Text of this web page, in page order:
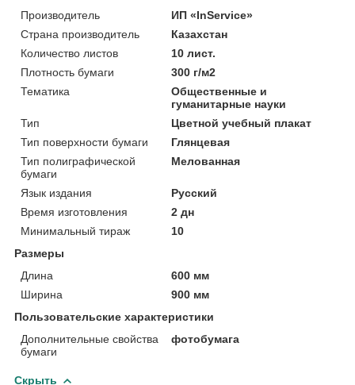
Производитель
ИП «InService»
Страна производитель
Казахстан
Количество листов
10 лист.
Плотность бумаги
300 г/м2
Тематика
Общественные и
гуманитарные науки
Тип
Цветной учебный плакат
Тип поверхности бумаги
Глянцевая
Тип полиграфической
бумаги
Мелованная
Язык издания
Русский
Время изготовления
2 дн
Минимальный тираж
10
Размеры
Длина
600 мм
Ширина
900 мм
Пользовательские характеристики
Дополнительные свойства
бумаги
фотобумага
Скрыть